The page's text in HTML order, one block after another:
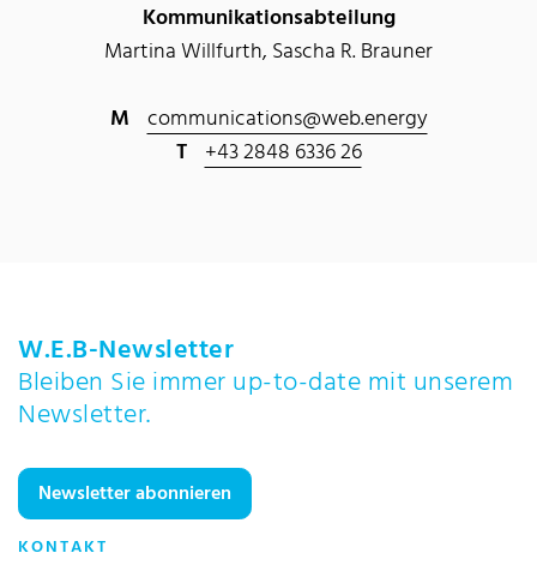
Kommunikationsabteilung
Martina Willfurth, Sascha R. Brauner
M communications@web.energy
T +43 2848 6336 26
W.E.B-Newsletter
Bleiben Sie immer up-to-date mit unserem
Newsletter.
Newsletter abonnieren
KONTAKT